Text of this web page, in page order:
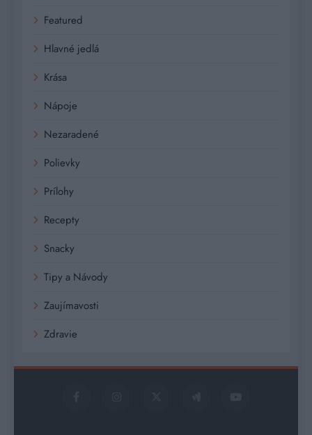
Featured
Hlavné jedlá
Krása
Nápoje
Nezaradené
Polievky
Prílohy
Recepty
Snacky
Tipy a Návody
Zaujímavosti
Zdravie